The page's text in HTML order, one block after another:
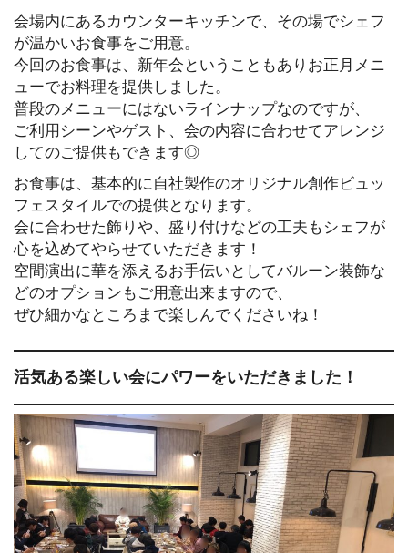
会場内にあるカウンターキッチンで、その場でシェフ
が温かいお食事をご用意。
今回のお食事は、新年会ということもありお正月メニ
ューでお料理を提供しました。
普段のメニューにはないラインナップなのですが、
ご利用シーンやゲスト、会の内容に合わせてアレンジ
してのご提供もできます◎
お食事は、基本的に自社製作のオリジナル創作ビュッ
フェスタイルでの提供となります。
会に合わせた飾りや、盛り付けなどの工夫もシェフが
心を込めてやらせていただきます！
空間演出に華を添えるお手伝いとしてバルーン装飾な
どのオプションもご用意出来ますので、
ぜひ細かなところまで楽しんでくださいね！
活気ある楽しい会にパワーをいただきました！